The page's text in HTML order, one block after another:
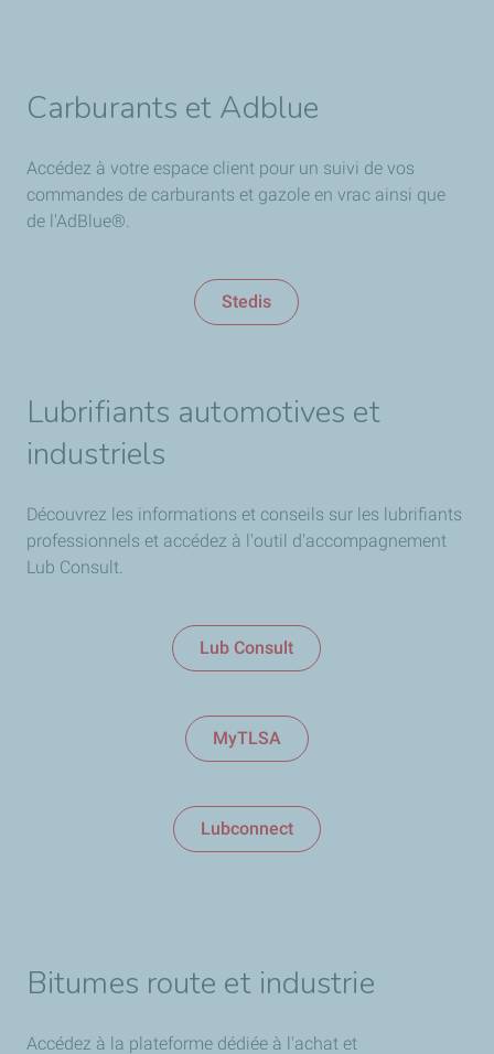
Carburants et Adblue
Accédez à votre espace client pour un suivi de vos
commandes de carburants et gazole en vrac ainsi que
de l'AdBlue®.
Stedis
Lubrifiants automotives et
industriels
Découvrez les informations et conseils sur les lubrifiants
professionnels et accédez à l'outil d'accompagnement
Lub Consult.
Lub Consult
MyTLSA
Lubconnect
Bitumes route et industrie
Accédez à la plateforme dédiée à l'achat et